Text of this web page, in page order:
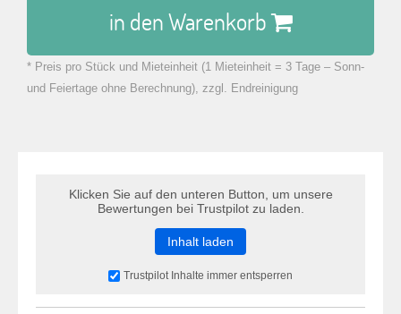
in den Warenkorb
zu Warenkorb hinzugefügt.
* Preis pro Stück und Mieteinheit (1 Mieteinheit = 3 Tage – Sonn-
und Feiertage ohne Berechnung), zzgl. Endreinigung
Klicken Sie auf den unteren Button, um unsere
Bewertungen bei Trustpilot zu laden.
Inhalt laden
Trustpilot Inhalte immer entsperren